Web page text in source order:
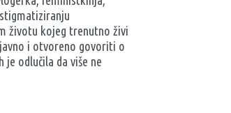
životu kojeg trenutno živi
i otvoreno govoriti o
odlučila da više ne